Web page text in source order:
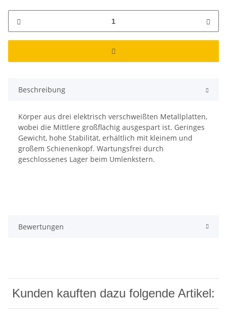
Beschreibung
Körper aus drei elektrisch verschweißten Metallplatten,
wobei die Mittlere großflächig ausgespart ist. Geringes
Gewicht, hohe Stabilität, erhältlich mit kleinem und
großem Schienenkopf. Wartungsfrei durch
geschlossenes Lager beim Umlenkstern.
Bewertungen
Kunden kauften dazu folgende Artikel: